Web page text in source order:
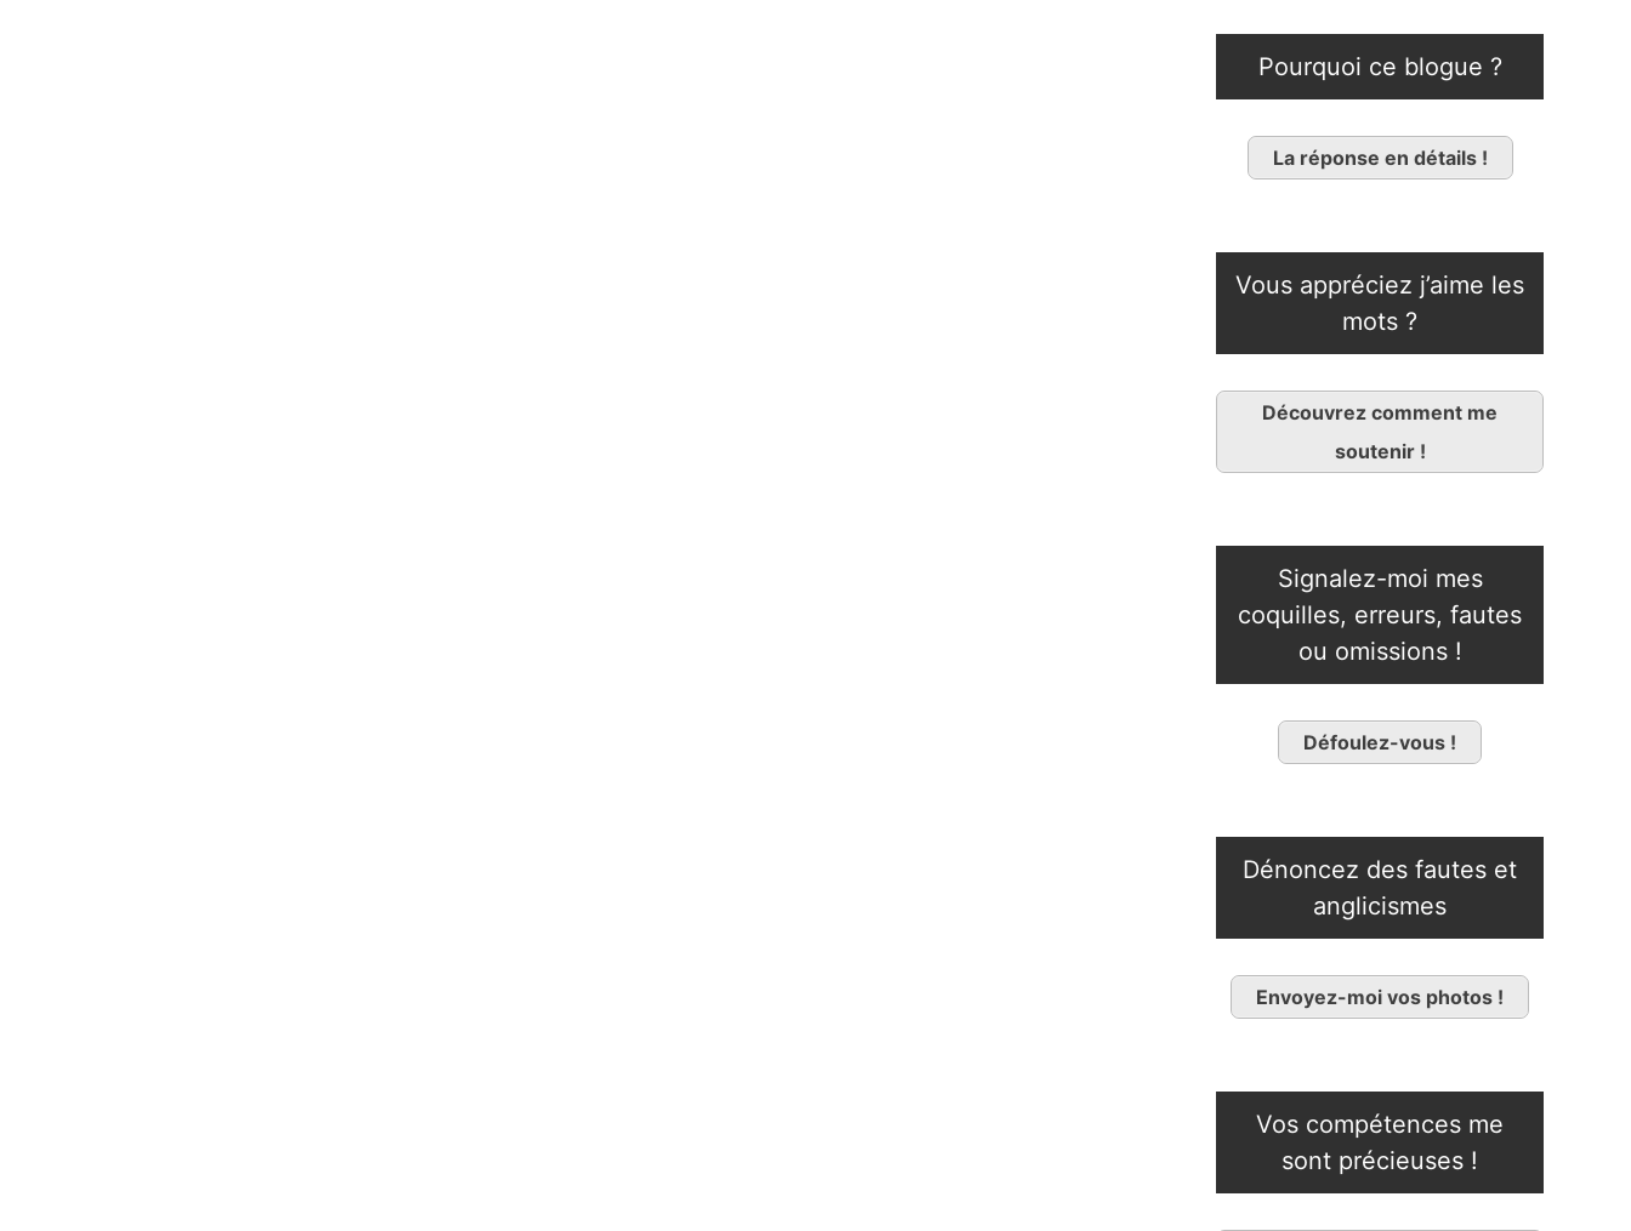
Pourquoi ce blogue ?
La réponse en détails !
Vous appréciez j’aime les
mots ?
Découvrez comment me
soutenir !
Signalez-moi mes
coquilles, erreurs, fautes
ou omissions !
Défoulez-vous !
Dénoncez des fautes et
anglicismes
Envoyez-moi vos photos !
Vos compétences me
sont précieuses !